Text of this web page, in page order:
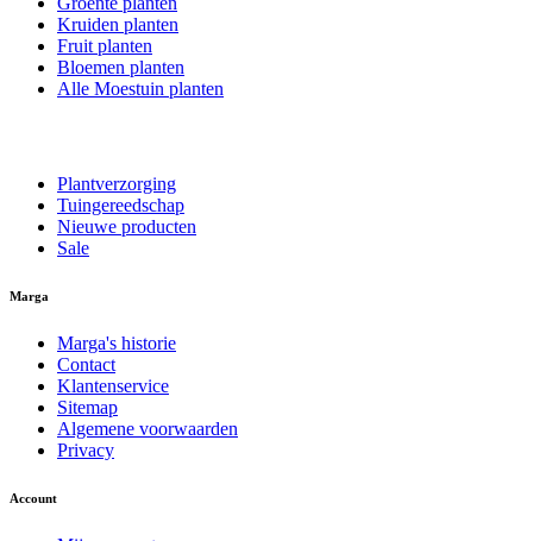
Kruiden planten
Fruit planten
Bloemen planten
Alle Moestuin planten
Plantverzorging
Tuingereedschap
Nieuwe producten
Sale
Marga
Marga's historie
Contact
Klantenservice
Sitemap
Algemene voorwaarden
Privacy
Account